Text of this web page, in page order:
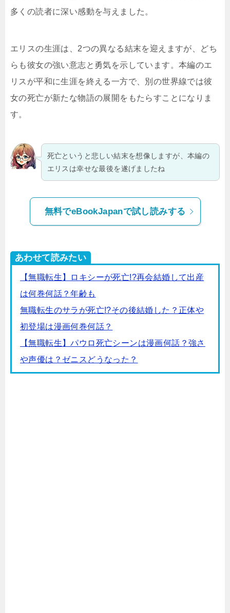
多くの読者に深い感動を与えました。
エリスの生涯は、2つの異なる結末を迎えますが、どち
らも彼女の強い意志と勇気を示しています。本編のエ
リスが平和に生涯を終える一方で、別の世界線では彼
女の死亡が新たな物語の展開をもたらすことになりま
す。
死亡というと悲しい結末を想像しますが、本編の
エリスは幸せな最後を遂げましたね
無料でeBookJapanで試し読みする
あわせて読みたい
【無職転生】ロキシーが死亡!?再会結婚して出産
は何巻何話？年齢も
無職転生のサラが死亡!?その後結婚した？正体や
初登場は漫画何巻何話？
【無職転生】パウロ死亡シーンは漫画何話？強さ
や声優は？ゼニスどうなった？